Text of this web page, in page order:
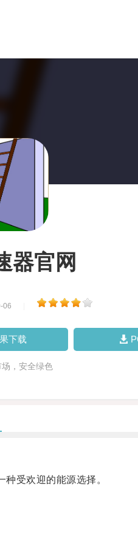
器官网
06
下载
，安全绿色
受欢迎的能源选择。